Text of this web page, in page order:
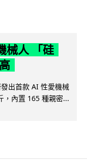
械人 「硅
出首款 AI 性愛機械
，內置 165 種親密...